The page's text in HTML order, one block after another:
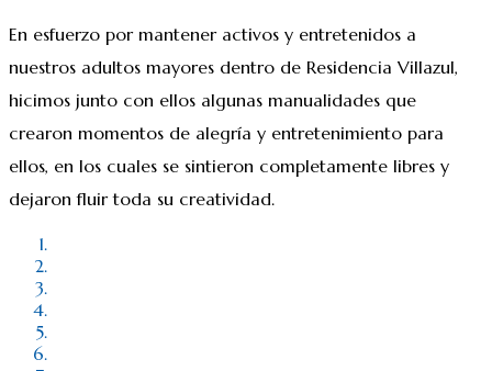
En esfuerzo por mantener activos y entretenidos a
nuestros adultos mayores dentro de Residencia Villazul,
hicimos junto con ellos algunas manualidades que
crearon momentos de alegría y entretenimiento para
ellos, en los cuales se sintieron completamente libres y
dejaron fluir toda su creatividad.